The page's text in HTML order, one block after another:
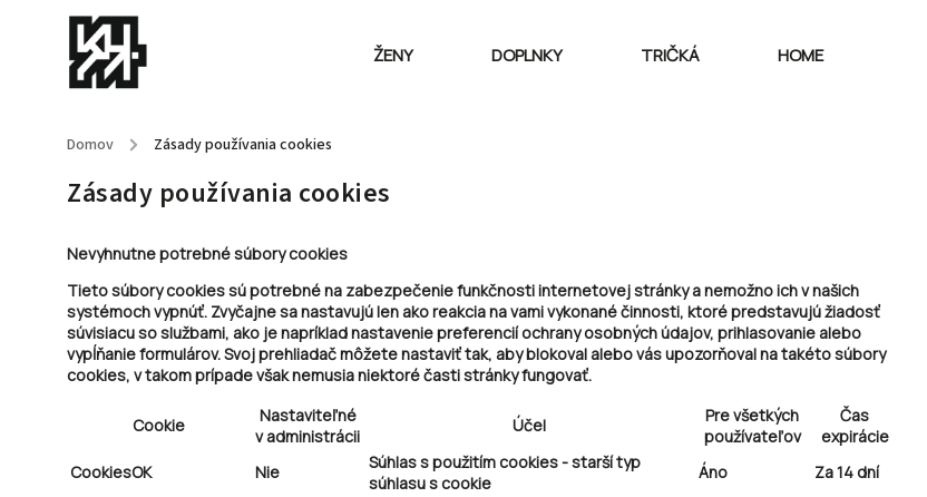
ŽENY DOPLNKY TRIČKÁ HOME
Domov / Zásady používania cookies
Zásady používania cookies
Nevyhnutne potrebné súbory cookies
Tieto súbory cookies sú potrebné na zabezpečenie funkčnosti internetovej stránky a nemožno ich v našich
systémoch vypnúť. Zvyčajne sa nastavujú len ako reakcia na vami vykonané činnosti, ktoré predstavujú žiadosť
súvisiacu so službami, ako je napríklad nastavenie preferencií ochrany osobných údajov, prihlasovanie alebo
vypĺňanie formulárov. Svoj prehliadač môžete nastaviť tak, aby blokoval alebo vás upozorňoval na takéto súbory
cookies, v takom prípade však nemusia niektoré časti stránky fungovať.
Cookie
Nastaviteľné
v administrácii
Účel
Pre všetkých
používateľov
Čas
expirácie
CookiesOK
Nie
Súhlas s použitím cookies - starší typ
súhlasu s cookie
Áno Za 14 dní